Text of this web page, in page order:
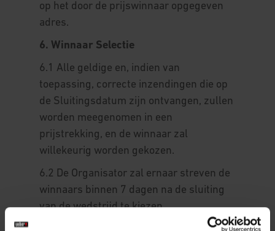
op het door de prijswinnaar opgegeven
adres.
6. Winnaar Selectie
6.1 Alle geldige en, indien van
toepassing, correcte inzendingen die op
de Sluitingsdatum zijn ontvangen, zullen
worden meegenomen in een
prijstrekking, en de winnaar zal
willekeurig worden gekozen.
6.2 De Organisator zal ernaar streven de
winnaars binnen 7 dagen na de sluiting
van de wedstrijd te kiezen.